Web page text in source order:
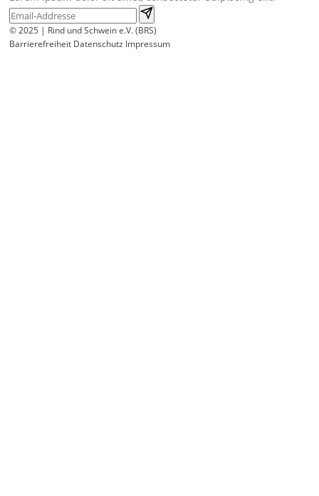
© 2025 | Rind und Schwein e.V. (BRS)
Barrierefreiheit Datenschutz Impressum